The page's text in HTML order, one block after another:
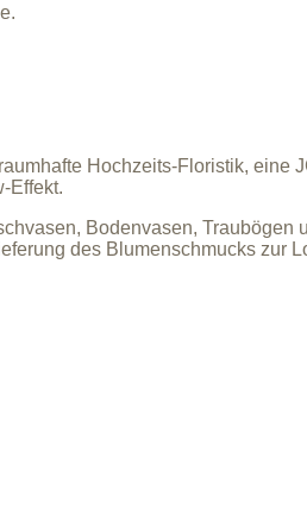
Hochzeits-Floristik, eine
Effekt.
Bodenvasen, Traubögen
des Blumenschmucks zur